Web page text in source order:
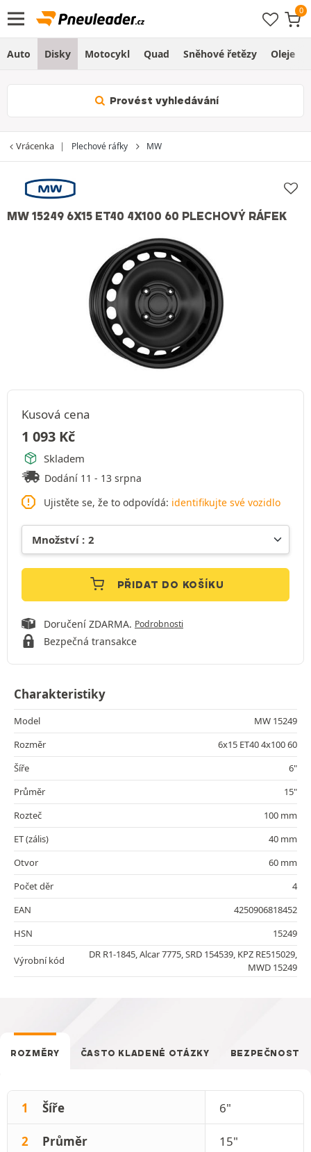
Auto Disky Motocykl Quad Sněhové řetězy Oleje
Provést vyhledávání
Vrácenka Plechové ráfky MW
MW 15249 6X15 ET40 4X100 60 PLECHOVÝ RÁFEK
Kusová cena
1 093 Kč
Skladem
Dodání 11 - 13 srpna
Ujistěte se, že to odpovídá: identifikujte své vozidlo
PŘIDAT DO KOŠÍKU
Doručení ZDARMA. Podrobnosti
Bezpečná transakce
Charakteristiky
Model
MW 15249
Rozměr
6x15 ET40 4x100 60
Šíře
6"
Průměr
15"
Rozteč
100 mm
ET (zális)
40 mm
Otvor
60 mm
Počet děr
4
EAN
4250906818452
HSN
15249
Výrobní kód
DR R1-1845, Alcar 7775, SRD 154539, KPZ RE515029,
MWD 15249
ROZMĚRY ČASTO KLADENÉ OTÁZKY BEZPEČNOST
1 Šíře 6"
2 Průměr 15"